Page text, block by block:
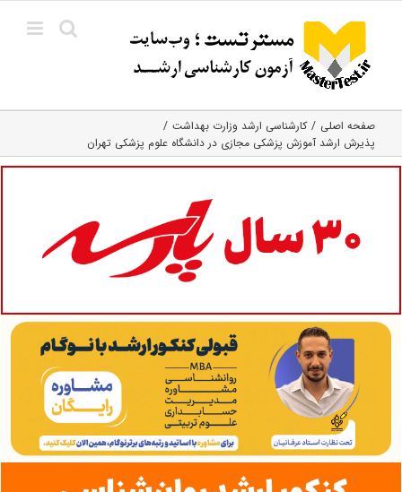
content
صفحه اصلی
کارشناسی ارشد وزارت بهداشت
پذیرش ارشد آموزش پزشکی مجازی در دانشگاه علوم پزشکی تهران